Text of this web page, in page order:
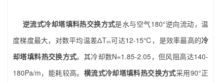
逆流式冷却塔填料热交换方式是水与空气180°逆向流动，温
度梯度最大，对数平均温差ΔTₘ可达12-15℃，是效率最高的冷
却塔填料热交换方式。其冷却数N=1.85-2.05，但风阻高达140-
180Pa/m，能耗较高。 横流式冷却塔填料热交换方式采用90°正